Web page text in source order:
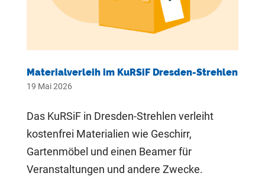
Materialverleih im KuRSiF Dresden-Strehlen
19 Mai 2026
Das KuRSiF in Dresden-Strehlen verleiht
kostenfrei Materialien wie Geschirr,
Gartenmöbel und einen Beamer für
Veranstaltungen und andere Zwecke.